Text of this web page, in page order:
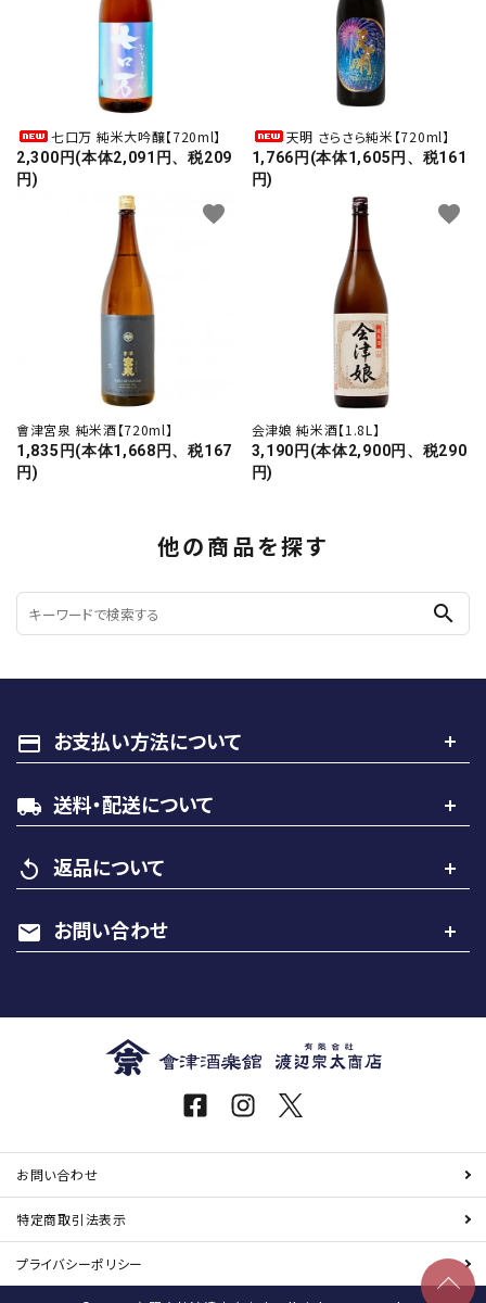
七口万 純米大吟醸【720ml】
2,300円(本体2,091円、税209
円)
天明 さらさら純米【720ml】
1,766円(本体1,605円、税161
円)
會津宮泉 純米酒【720ml】
1,835円(本体1,668円、税167
円)
favorite
会津娘 純米酒【1.8L】
3,190円(本体2,900円、税290
円)
favorite
他の商品を探す
search
payment お支払い方法について
local_shipping 送料・配送について
replay 返品について
mail お問い合わせ
お問い合わせ
特定商取引法表示
プライバシーポリシー